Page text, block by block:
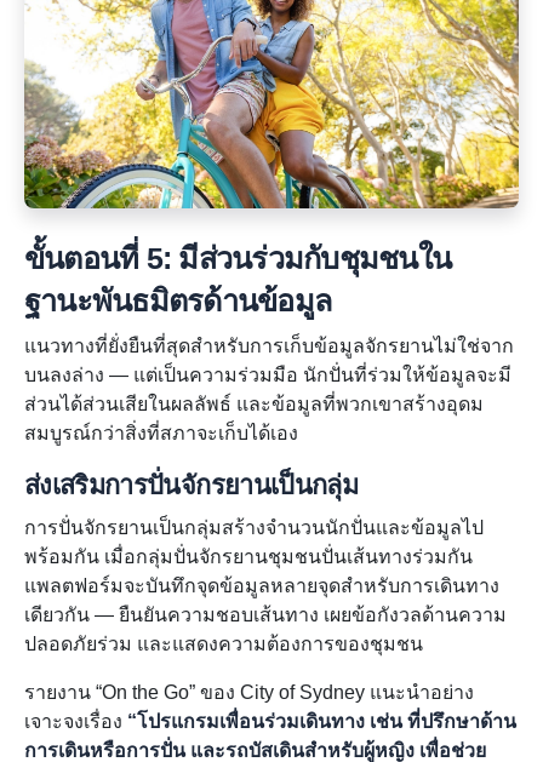
ขั้นตอนที่ 5: มีส่วนร่วมกับชุมชนใน
ฐานะพันธมิตรด้านข้อมูล
แนวทางที่ยั่งยืนที่สุดสำหรับการเก็บข้อมูลจักรยานไม่ใช่จาก
บนลงล่าง — แต่เป็นความร่วมมือ นักปั่นที่ร่วมให้ข้อมูลจะมี
ส่วนได้ส่วนเสียในผลลัพธ์ และข้อมูลที่พวกเขาสร้างอุดม
สมบูรณ์กว่าสิ่งที่สภาจะเก็บได้เอง
ส่งเสริมการปั่นจักรยานเป็นกลุ่ม
การปั่นจักรยานเป็นกลุ่มสร้างจำนวนนักปั่นและข้อมูลไป
พร้อมกัน เมื่อกลุ่มปั่นจักรยานชุมชนปั่นเส้นทางร่วมกัน
แพลตฟอร์มจะบันทึกจุดข้อมูลหลายจุดสำหรับการเดินทาง
เดียวกัน — ยืนยันความชอบเส้นทาง เผยข้อกังวลด้านความ
ปลอดภัยร่วม และแสดงความต้องการของชุมชน
รายงาน “On the Go” ของ City of Sydney แนะนำอย่าง
เจาะจงเรื่อง “โปรแกรมเพื่อนร่วมเดินทาง เช่น ที่ปรึกษาด้าน
การเดินหรือการปั่น และรถบัสเดินสำหรับผู้หญิง เพื่อช่วย